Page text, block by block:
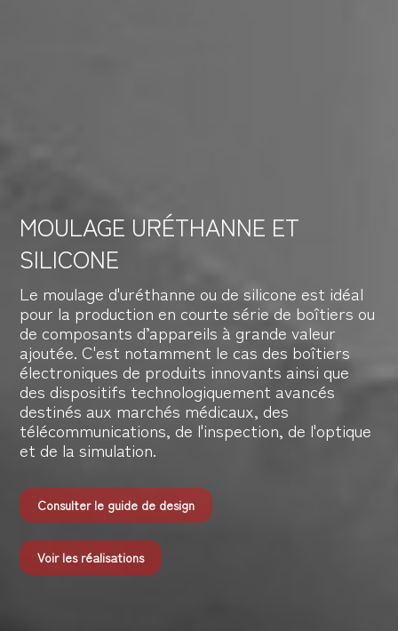
MOULAGE URÉTHANNE ET
SILICONE
Le moulage d'uréthanne ou de silicone est idéal
pour la production en courte série de boîtiers ou
de composants d’appareils à grande valeur
ajoutée. C'est notamment le cas des boîtiers
électroniques de produits innovants ainsi que
des dispositifs technologiquement avancés
destinés aux marchés médicaux, des
télécommunications, de l'inspection, de l'optique
et de la simulation.
Consulter le guide de design
Voir les réalisations